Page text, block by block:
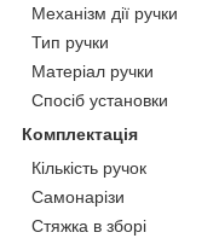
Механізм дії ручки
Тип ручки
Матеріал ручки
Спосіб установки
Комплектація
Кількість ручок
Самонарізи
Стяжка в зборі